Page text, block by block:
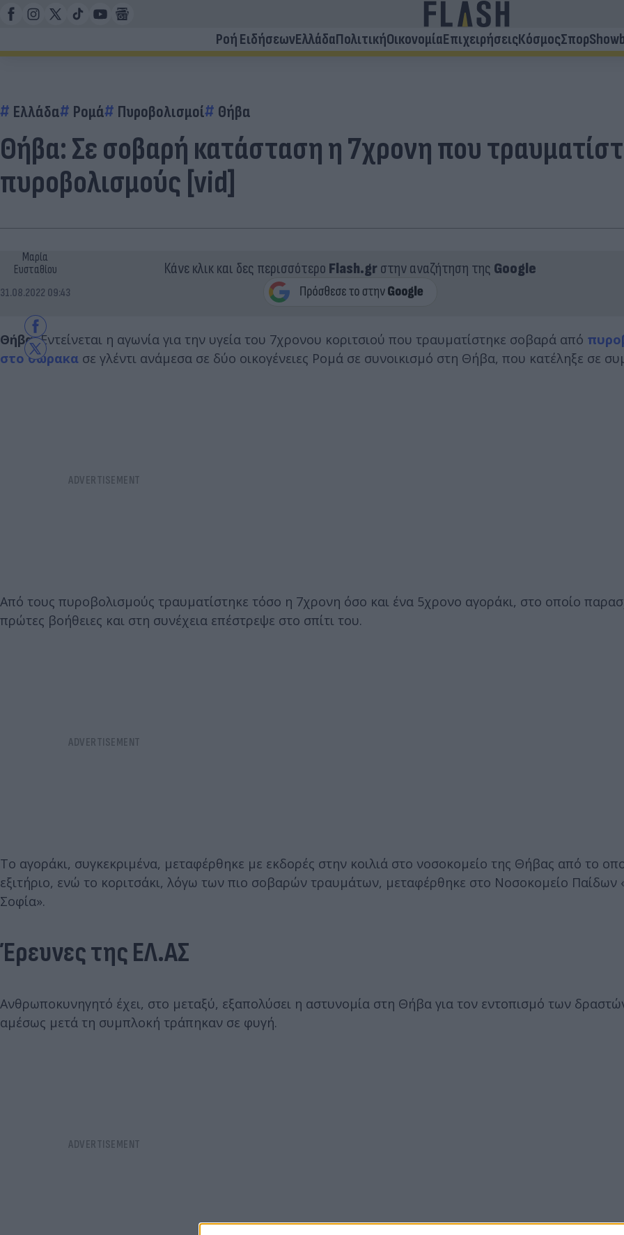
Ροή ΕιδήσεωνΕλλάδαΠολιτικήΟικονομίαΕπιχειρήσειςΚόσμοςΣπορ
Ελλάδα Ρομά Πυροβολισμοί Θήβα
Θήβα: Σε σοβαρή κατάσταση η 7χρονη που
πυροβολισμούς [vid]
Μαρία
Ευσταθίου
31.08.2022 09:43
Κάνε κλικ και δες περισσότερο Flash.grστην αναζήτηση της Google
Θήβα:Εντείνεται η αγωνία για την υγεία του 7χρονου κοριτσιού που τραυματίστηκε σοβαρά από
στο θώρακα σε γλέντι ανάμεσα σε δύο οικογένειες Ρομά σε συνοικισμό στη Θήβα, που κατέληξε σε
Από τους πυροβολισμούς τραυματίστηκε τόσο η 7χρονη όσο και ένα 5χρονο αγοράκι, στο οποίο
πρώτες βοήθειες και στη συνέχεια επέστρεψε στο σπίτι του.
Το αγοράκι, συγκεκριμένα, μεταφέρθηκε με εκδορές στην κοιλιά στο νοσοκομείο της Θήβας από το
εξιτήριο, ενώ το κοριτσάκι, λόγω των πιο σοβαρών τραυμάτων, μεταφέρθηκε στο Νοσοκομείο Παίδων
Σοφία».
Έρευνες της ΕΛ.ΑΣ
Ανθρωποκυνηγητό έχει, στο μεταξύ, εξαπολύσει η αστυνομία στη Θήβα για τον εντοπισμό των
αμέσως μετά τη συμπλοκή τράπηκαν σε φυγή.